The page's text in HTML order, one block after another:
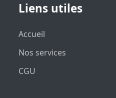
Liens utiles
Accueil
Nos services
CGU